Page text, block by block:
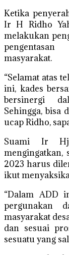
Ketika
Ir H Ridho
melakukan
masyarakat.
“Selamat atas
ini, kades
bersinergi
Sehingga, bisa
ucap Ridho,
Suami Ir Hj
mengingatkan,
2023 harus
ikut
“Dalam ADD
pergunakan
masyarakat
dan sesuai
sesuatu yang